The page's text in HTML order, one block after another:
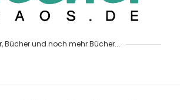
Bücher und noch mehr Bücher...